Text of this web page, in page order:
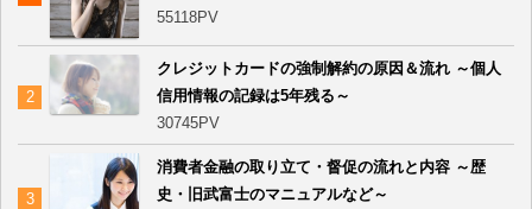
55118PV
クレジットカードの強制解約の原因＆流れ ～個人
信用情報の記録は5年残る～
30745PV
消費者金融の取り立て・督促の流れと内容 ～歴
史・旧武富士のマニュアルなど～